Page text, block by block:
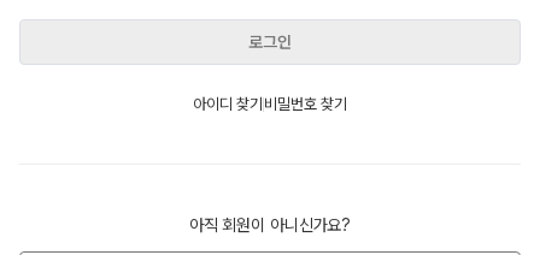
로그인
아이디 찾기 비밀번호 찾기
아직 회원이 아니신가요?